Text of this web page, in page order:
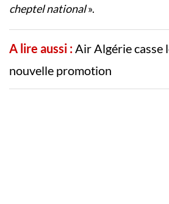
cheptel national».
A lire aussi : Air Algérie casse
nouvelle promotion